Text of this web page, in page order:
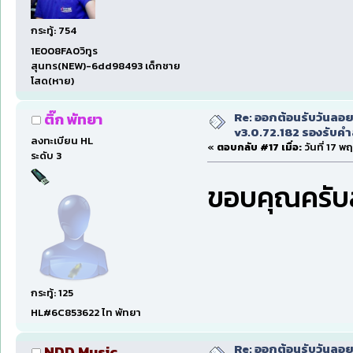
กระทู้: 754
1E008FA0วิทูร
สุนทร(NEW)-6dd98493 เด็กชาย
โสด(หาย)
ติ๊ก พัทยา
ลงทะเบียน HL
ระดับ 3
กระทู้: 125
HL#6C853622 ไท พัทยา
Re: ออกต้อนรับวันลอ
v3.0.72.182 รองรับ
« ตอบกลับ #17 เมื่อ: วันที่ 17 พ
ขอบคุณครั
Re: ออกต้อนรับวันลอ